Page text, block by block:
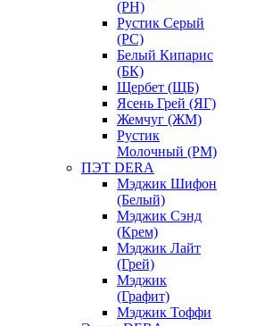
(РН)
Рустик Серый
(РС)
Белый Кипарис
(БК)
Щербет (ЩБ)
Ясень Грей (ЯГ)
Жемчуг (ЖМ)
Рустик
Молочный (РМ)
ПЭТ DERA
Мэджик Шифон
(Белый)
Мэджик Сэнд
(Крем)
Мэджик Лайт
(Грей)
Мэджик
(Графит)
Мэджик Тоффи